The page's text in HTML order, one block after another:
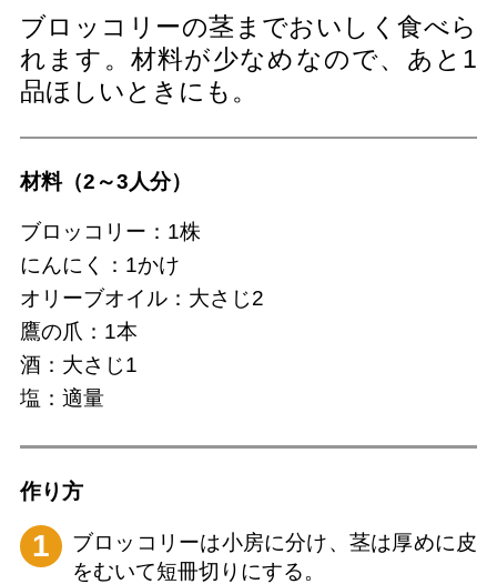
ブロッコリーの茎までおいしく食べら
れます。材料が少なめなので、あと1
品ほしいときにも。
材料（2～3人分）
ブロッコリー：1株
にんにく：1かけ
オリーブオイル：大さじ2
鷹の爪：1本
酒：大さじ1
塩：適量
作り⽅
1
ブロッコリーは小房に分け、茎は厚めに皮
をむいて短冊切りにする。